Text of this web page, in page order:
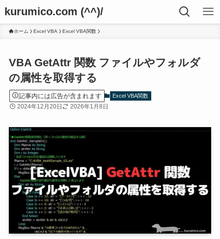
kurumico.com (^^)/
ホーム Excel VBA Excel VBA関数
VBA GetAttr 関数 ファイルやフォルダ
の属性を取得する
記事内には広告が含まれます Excel VBA関数
2024年12月20日 2026年1月8日